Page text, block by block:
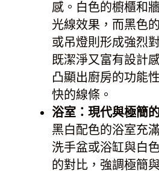
感。白色的櫥櫃和
光線效果，而黑色
或吊燈則形成強烈
既潔淨又富有設計
凸顯出廚房的功能
快的線條。
浴室：現代與極簡
黑白配色的浴室充
洗手盆或浴缸與白
的對比，強調極簡